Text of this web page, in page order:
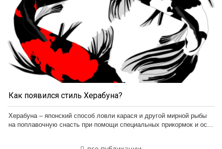
Как появился стиль Херабуна?
Херабуна – японский способ ловли карася и другой мирной рыбы
на поплавочную снасть при помощи специальных прикормок и ос...